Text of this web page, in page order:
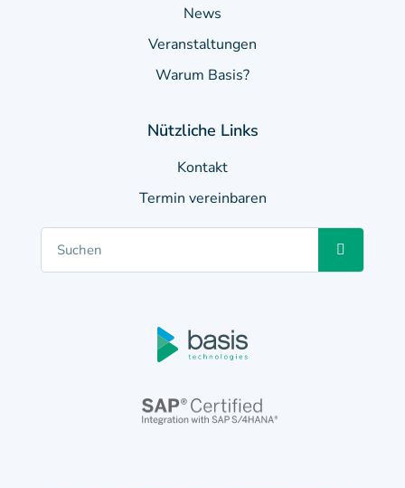
News
Veranstaltungen
Warum Basis?
Nützliche Links
Kontakt
Termin vereinbaren